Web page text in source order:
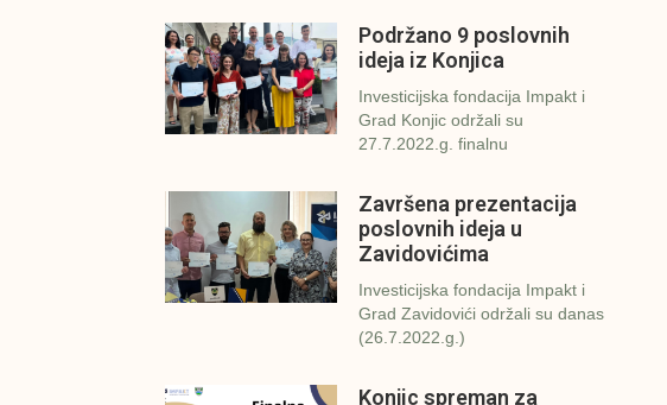
Podržano 9 poslovnih
ideja iz Konjica
Investicijska fondacija Impakt i
Grad Konjic održali su
27.7.2022.g. finalnu
Završena prezentacija
poslovnih ideja u
Zavidovićima
Investicijska fondacija Impakt i
Grad Zavidovići održali su danas
(26.7.2022.g.)
Konjic spreman za